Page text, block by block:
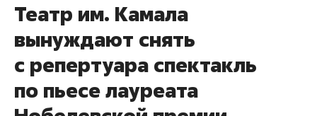
Театр им. Камала
вынуждают снять
с репертуара спектакль
по пьесе лауреата